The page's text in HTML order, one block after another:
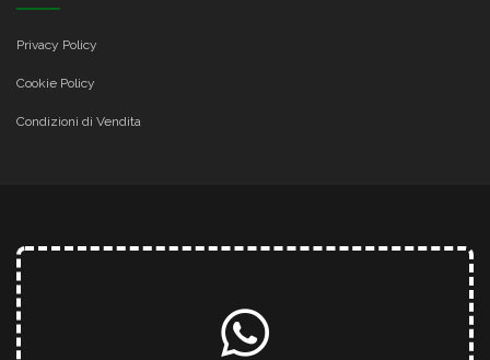
Privacy Policy
Cookie Policy
Condizioni di Vendita